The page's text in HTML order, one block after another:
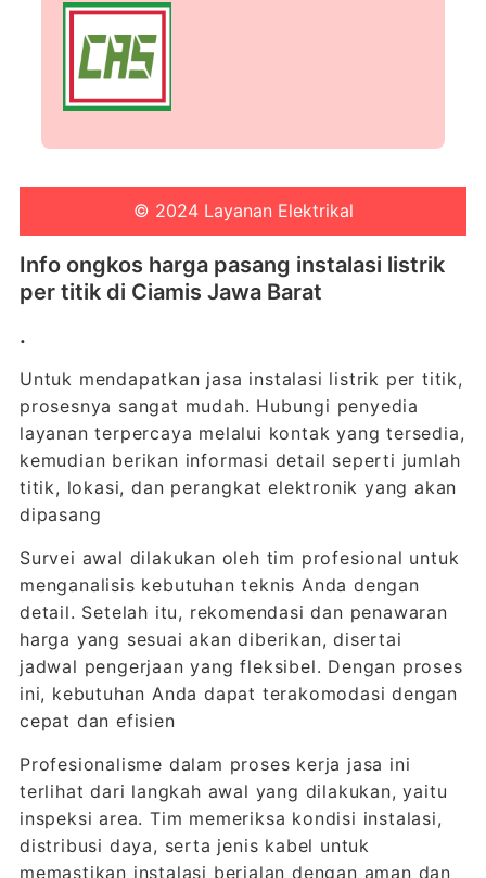
© 2024 Layanan Elektrikal
Info ongkos harga pasang instalasi listrik
per titik di Ciamis Jawa Barat
.
Untuk mendapatkan jasa instalasi listrik per titik,
prosesnya sangat mudah. Hubungi penyedia
layanan terpercaya melalui kontak yang tersedia,
kemudian berikan informasi detail seperti jumlah
titik, lokasi, dan perangkat elektronik yang akan
dipasang
Survei awal dilakukan oleh tim profesional untuk
menganalisis kebutuhan teknis Anda dengan
detail. Setelah itu, rekomendasi dan penawaran
harga yang sesuai akan diberikan, disertai
jadwal pengerjaan yang fleksibel. Dengan proses
ini, kebutuhan Anda dapat terakomodasi dengan
cepat dan efisien
Profesionalisme dalam proses kerja jasa ini
terlihat dari langkah awal yang dilakukan, yaitu
inspeksi area. Tim memeriksa kondisi instalasi,
distribusi daya, serta jenis kabel untuk
memastikan instalasi berjalan dengan aman dan